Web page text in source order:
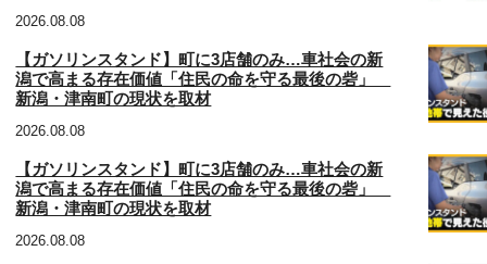
2026.08.08
【ガソリンスタンド】町に3店舗のみ…車社会の新
潟で高まる存在価値「住民の命を守る最後の砦」
新潟・津南町の現状を取材
2026.08.08
【ガソリンスタンド】町に3店舗のみ…車社会の新
潟で高まる存在価値「住民の命を守る最後の砦」
新潟・津南町の現状を取材
2026.08.08